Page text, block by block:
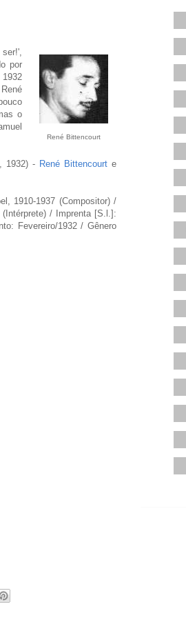
René Bittencourt
por
o
1932) - René Bittencourt e
1910-1937 (Compositor) /
/ Imprenta [S.l.]:
Fevereiro/1932 / Gênero